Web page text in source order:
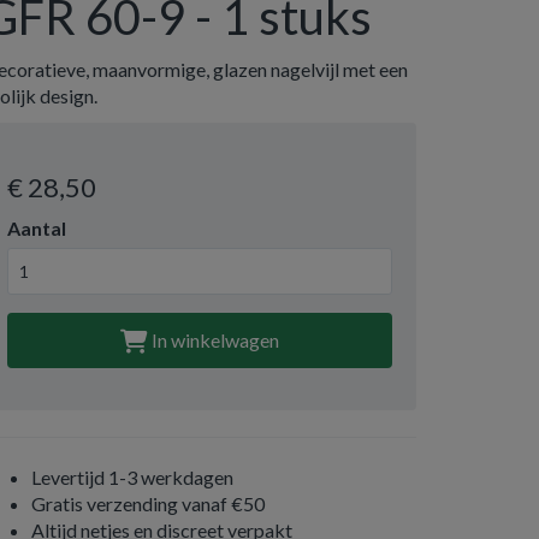
60-9 - 1 stuks
maanvormige, glazen nagelvijl met een
design.
€ 28,50
Aantal
In winkelwagen
Levertijd 1-3 werkdagen
Gratis verzending vanaf €50
Altijd netjes en discreet verpakt